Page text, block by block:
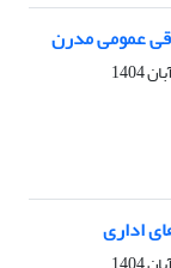
عمومی مدرن
اداری